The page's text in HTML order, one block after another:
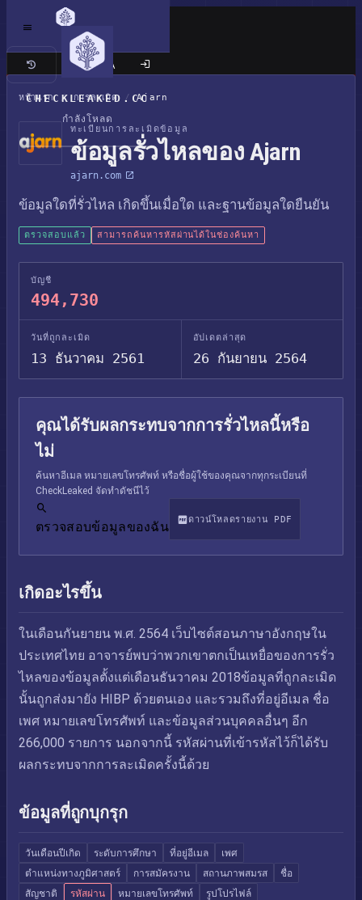
CHECKLEAKED.CC
กำลังโหลด
เว็บไซต์แบบคลาสสิก
หน้าแรก / การละเมิด / Ajarn
ทะเบียนการละเมิดข้อมูล
ข้อมูลรั่วไหลของ Ajarn
ajarn.com
ข้อมูลใดที่รั่วไหล เกิดขึ้นเมื่อใด และฐานข้อมูลใดยืนยัน
ตรวจสอบแล้ว สามารถค้นหารหัสผ่านได้ในช่องค้นหา
บัญชี
494,730
วันที่ถูกละเมิด
13 ธันวาคม 2561
อัปเดตล่าสุด
26 กันยายน 2564
คุณได้รับผลกระทบจากการรั่วไหลนี้หรือ
ไม่
ค้นหาอีเมล หมายเลขโทรศัพท์ หรือชื่อผู้ใช้ของคุณจากทุกระเบียนที่
CheckLeaked จัดทำดัชนีไว้
ตรวจสอบข้อมูลของฉัน ดาวน์โหลดรายงาน PDF
เกิดอะไรขึ้น
ในเดือนกันยายน พ.ศ. 2564 เว็บไซต์สอนภาษาอังกฤษใน
ประเทศไทย อาจารย์พบว่าพวกเขาตกเป็นเหยื่อของการรั่ว
ไหลของข้อมูลตั้งแต่เดือนธันวาคม 2018ข้อมูลที่ถูกละเมิด
นั้นถูกส่งมายัง HIBP ด้วยตนเอง และรวมถึงที่อยู่อีเมล ชื่อ
เพศ หมายเลขโทรศัพท์ และข้อมูลส่วนบุคคลอื่นๆ อีก
266,000 รายการ นอกจากนี้ รหัสผ่านที่เข้ารหัสไว้ก็ได้รับ
ผลกระทบจากการละเมิดครั้งนี้ด้วย
ข้อมูลที่ถูกบุกรุก
วันเดือนปีเกิด ระดับการศึกษา ที่อยู่อีเมล
เพศ
ตำแหน่งทางภูมิศาสตร์
การสมัครงาน สถานภาพสมรส
ชื่อ
สัญชาติ
รหัสผ่าน หมายเลขโทรศัพท์ รูปโปรไฟล์